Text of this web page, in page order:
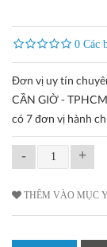
0 Các
Đơn vị uy tín
CẦN GIỜ -
có 7 đơn vị hành
- +
THÊM VÀO MỤC